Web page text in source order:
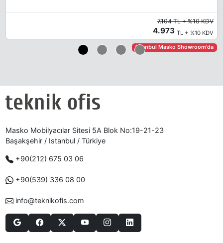
7.104 TL + %10 KDV
4.973 TL + %10 KDV
İstanbul Masko Showroom'da
Masko Mobilyacılar Sitesi 5A Blok No:19-21-23
Başakşehir / Istanbul / Türkiye
+90(212) 675 03 06
+90(539) 336 08 00
info@teknikofis.com